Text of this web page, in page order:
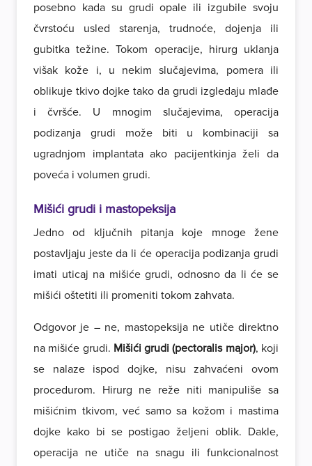
posebno kada su grudi opale ili izgubile svoju
čvrstoću usled starenja, trudnoće, dojenja ili
gubitka težine. Tokom operacije, hirurg uklanja
višak kože i, u nekim slučajevima, pomera ili
oblikuje tkivo dojke tako da grudi izgledaju mlađe
i čvršće. U mnogim slučajevima, operacija
podizanja grudi može biti u kombinaciji sa
ugradnjom implantata ako pacijentkinja želi da
poveća i volumen grudi.
Mišići grudi i mastopeksija
Jedno od ključnih pitanja koje mnoge žene
postavljaju jeste da li će operacija podizanja grudi
imati uticaj na mišiće grudi, odnosno da li će se
mišići oštetiti ili promeniti tokom zahvata.
Odgovor je – ne, mastopeksija ne utiče direktno
na mišiće grudi. Mišići grudi (pectoralis major), koji
se nalaze ispod dojke, nisu zahvaćeni ovom
procedurom. Hirurg ne reže niti manipuliše sa
mišićnim tkivom, već samo sa kožom i mastima
dojke kako bi se postigao željeni oblik. Dakle,
operacija ne utiče na snagu ili funkcionalnost